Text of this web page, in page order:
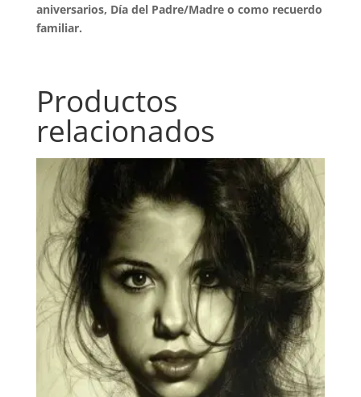
aniversarios, Día del Padre/Madre o como recuerdo
familiar.
Productos
relacionados